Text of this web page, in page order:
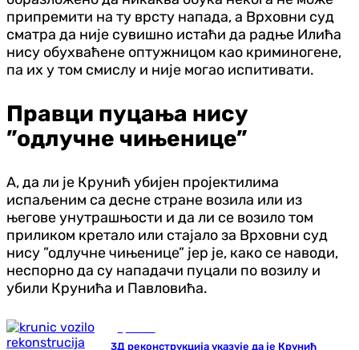
припремити на ту врсту напада, а Врховни суд
сматра да није сувишно истаћи да радње Илића
нису обухваћене оптужницом као криминогене,
па их у том смислу и није могао испитивати.
Правци пуцања нису
”одлучне чињенице”
А, да ли је Крунић убијен пројектилима
испаљеним са десне стране возила или из
његове унутрашњости и да ли се возило том
приликом кретало или стајало за Врховни суд
нису ”одлучне чињенице” јер је, како се наводи,
неспорно да су нападачи пуцали по возилу и
убили Крунића и Павловића.
3Д реконструкција указује да је Крунић